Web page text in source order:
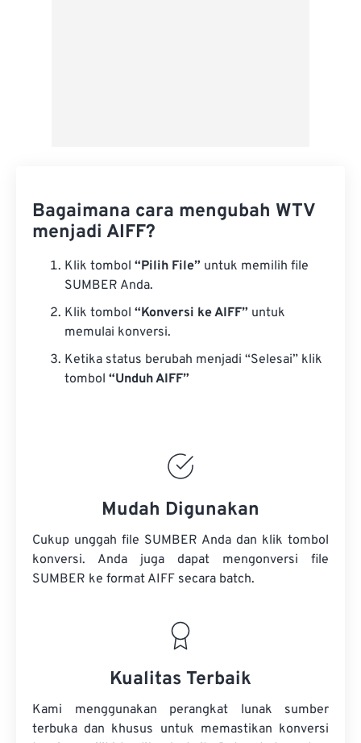
Bagaimana cara mengubah WTV
menjadi AIFF?
Klik tombol “Pilih File” untuk memilih file
SUMBER Anda.
Klik tombol “Konversi ke AIFF” untuk
memulai konversi.
Ketika status berubah menjadi “Selesai” klik
tombol “Unduh AIFF”
Mudah Digunakan
Cukup unggah file SUMBER Anda dan klik tombol
konversi. Anda juga dapat mengonversi file
SUMBER ke format AIFF secara batch.
Kualitas Terbaik
Kami menggunakan perangkat lunak sumber
terbuka dan khusus untuk memastikan konversi